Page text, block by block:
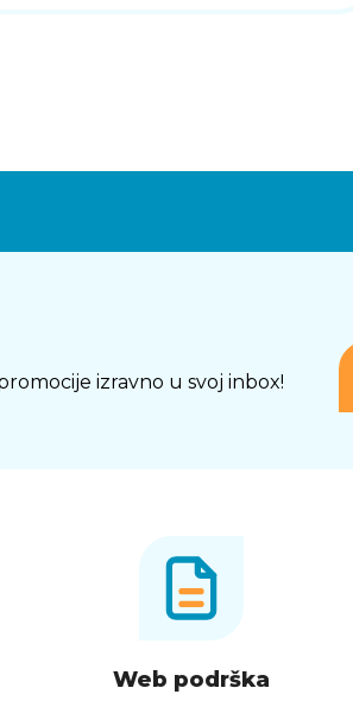
izravno u svoj inbox!
Web podrška